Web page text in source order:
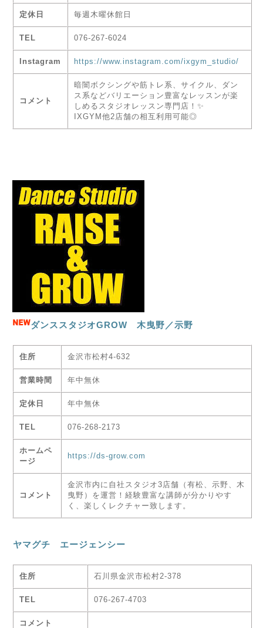
定休日 毎週木曜休館日
TEL 076-267-6024
Instagram https://www.instagram.com/ixgym_studio/
コメント
暗闇ボクシングや筋トレ系、サイクル、ダン
ス系などバリエーション豊富なレッスンが楽
しめるスタジオレッスン専門店！✨
IXGYM他2店舗の相互利用可能◎
ダンススタジオGROW 木曳野／示野
住所 金沢市松村4-632
営業時間 年中無休
定休日 年中無休
TEL 076-268-2173
ホームペ
ージ
https://ds-grow.com
コメント
金沢市内に自社スタジオ3店舗（有松、示野、木
曳野）を運営！経験豊富な講師が分かりやす
く、楽しくレクチャー致します。
ヤマグチ エージェンシー
住所 石川県金沢市松村2-378
TEL 076-267-4703
コメント